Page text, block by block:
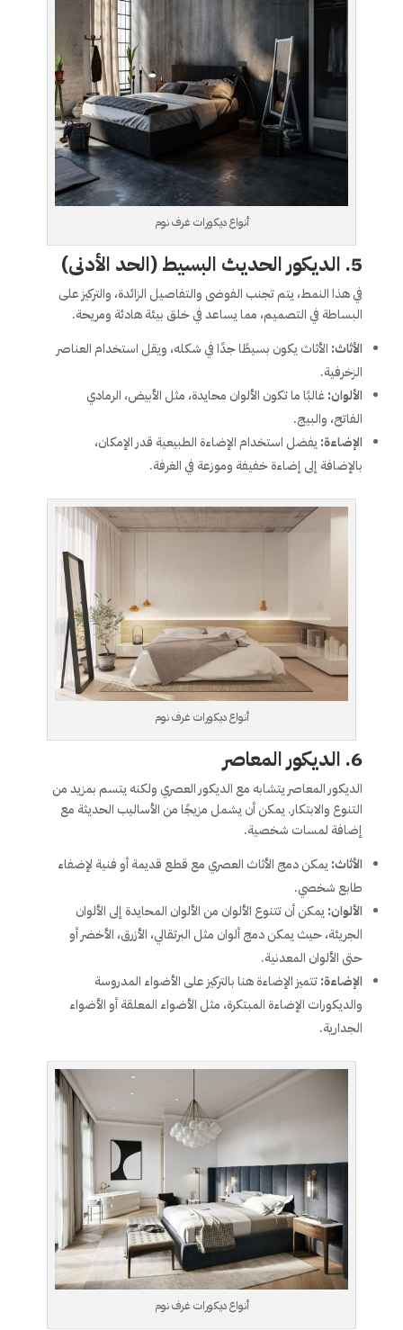
أنواع ديكورات غرف نوم
5. الديكور الحديث البسيط (الحد الأدنى)
في هذا النمط، يتم تجنب الفوضى والتفاصيل الزائدة، والتركيز على
البساطة في التصميم، مما يساعد في خلق بيئة هادئة ومريحة.
الأثاث: الأثاث يكون بسيطًا جدًا في شكله، ويقل استخدام العناصر
الزخرفية.
الألوان:غالبًا ما تكون الألوان محايدة، مثل الأبيض، الرمادي
الفاتح، والبيج.
الإضاءة: يفضل استخدام الإضاءة الطبيعية قدر الإمكان،
بالإضافة إلى إضاءة خفيفة وموزعة في الغرفة.
أنواع ديكورات غرف نوم
6. الديكور المعاصر
الديكور المعاصر يتشابه مع الديكور العصري ولكنه يتسم بمزيد من
التنوع والابتكار. يمكن أن يشمل مزيجًا من الأساليب الحديثة مع
إضافة لمسات شخصية.
الأثاث:يمكن دمج الأثاث العصري مع قطع قديمة أو فنية لإضفاء
طابع شخصي.
الألوان:يمكن أن تتنوع الألوان من الألوان المحايدة إلى الألوان
الجريئة، حيث يمكن دمج ألوان مثل البرتقالي، الأزرق، الأخضر أو
حتى الألوان المعدنية.
الإضاءة:تتميز الإضاءة هنا بالتركيز على الأضواء المدروسة
والديكورات الإضاءة المبتكرة، مثل الأضواء المعلقة أو الأضواء
الجدارية.
أنواع ديكورات غرف نوم